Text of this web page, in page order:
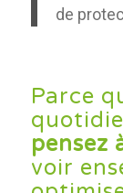
de
Parce
pensez
voir